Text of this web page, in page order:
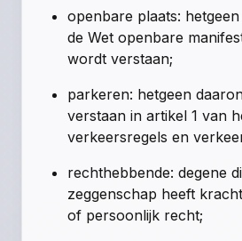
openbare plaats:
de Wet openbare
wordt verstaan;
parkeren: hetgeen
verstaan in artikel 1 van
verkeersregels en
rechthebbende: degene
zeggenschap heeft
of persoonlijk recht;